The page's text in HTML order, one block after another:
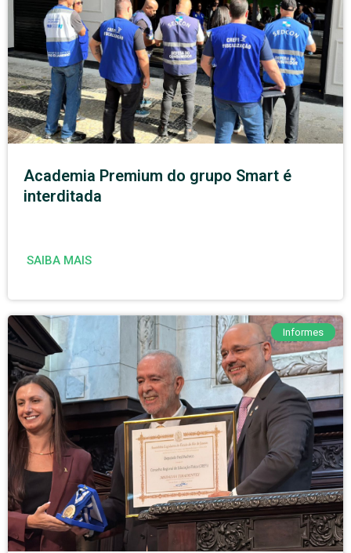
Academia Premium do grupo Smart é
interditada
SAIBA MAIS
Informes